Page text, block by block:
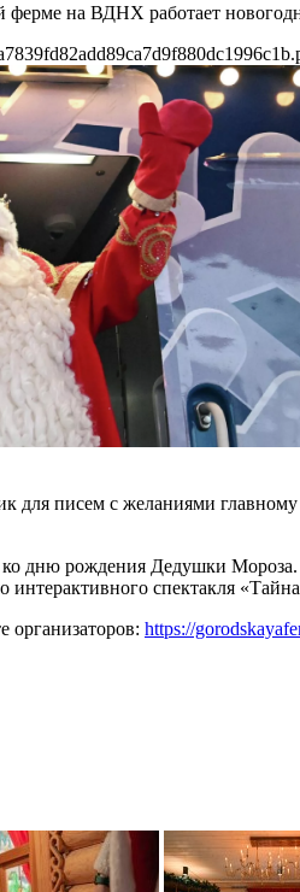
ферме на ВДНХ работает
для писем с желаниями
дню рождения Дедушки
интерактивного спектакля
организаторов: https://